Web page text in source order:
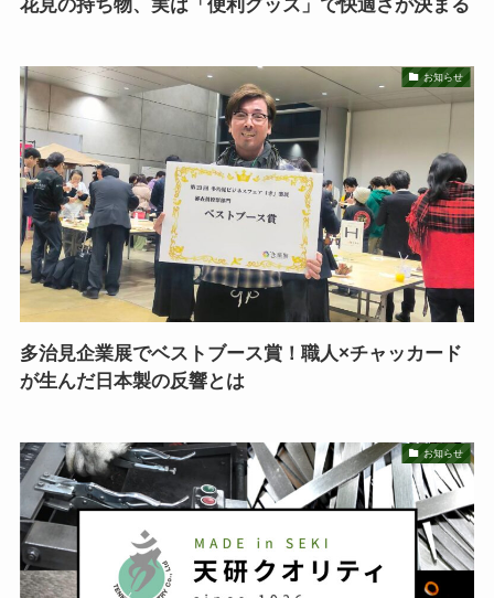
花見の持ち物、実は「便利グッズ」で快適さが決まる
お知らせ
多治見企業展でベストブース賞！職人×チャッカード
が生んだ日本製の反響とは
お知らせ